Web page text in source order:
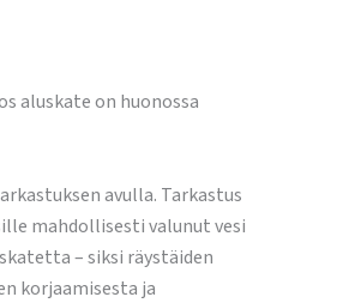
aluskate on huonossa
avulla. Tarkastus
mahdollisesti valunut vesi
– siksi räystäiden
korjaamisesta ja